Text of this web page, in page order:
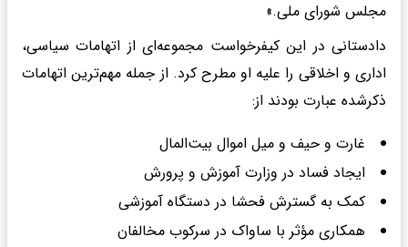
مجلس شورای ملی.»
دادستانی در این کیفرخواست مجموعه‌ای از اتهامات سیاسی،
اداری و اخلاقی را علیه او مطرح کرد. از جمله مهم‌ترین اتهامات
ذکرشده عبارت بودند از:
غارت و حیف و میل اموال بیت‌المال
ایجاد فساد در وزارت آموزش و پرورش
کمک به گسترش فحشا در دستگاه آموزشی
همکاری مؤثر با ساواک در سرکوب مخالفان